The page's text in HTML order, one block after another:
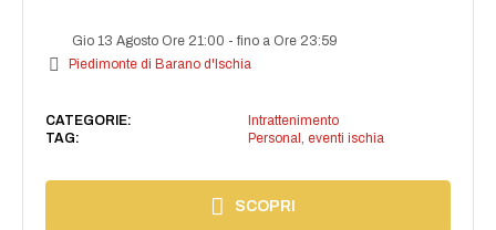
Gio 13 Agosto Ore 21:00 -fino a Ore 23:59
Piedimonte di Barano d'Ischia
CATEGORIE:
Intrattenimento
TAG:
Personal , eventi ischia
SCOPRI